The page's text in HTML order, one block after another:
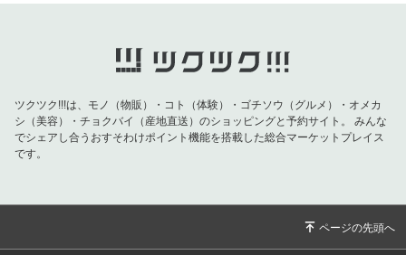
【日本一のオーガニック牧場】
【日本一のオーガニック牧場】
2024/01/12 シロの牧場ものがたり -2- 十勝広尾 鈴木牧場
2024/01/02
ツクツク!!!は、モノ（物販）・コト（体験）・ゴチソウ（グルメ）・オメカ
シ（美容）・チョクバイ（産地直送）のショッピングと予約サイト。
みんな
でシェアし合うおすそわけポイント機能を搭載した総合マーケットプレイス
です。